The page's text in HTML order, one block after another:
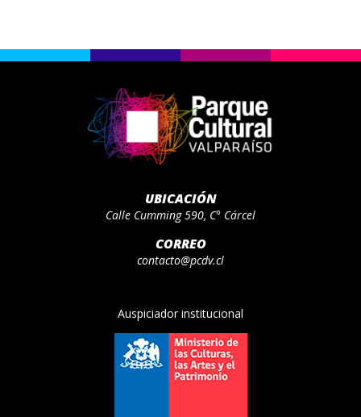
UBICACIÓN
Calle Cumming 590, C° Cárcel
CORREO
contacto@pcdv.cl
Auspiciador institucional